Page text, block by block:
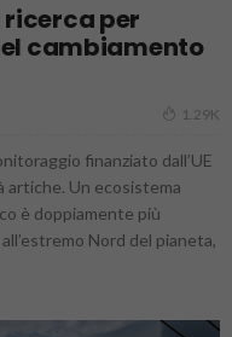
per
cambiamento
1.29K
finanziato dall’UE
artiche. Un ecosistema
è doppiamente più
Nord del pianeta,